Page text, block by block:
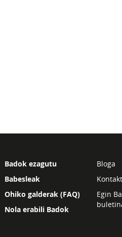
Badok ezagutu
Babesleak
Ohiko galderak (FAQ)
Nola erabili Badok
Bloga
Egin